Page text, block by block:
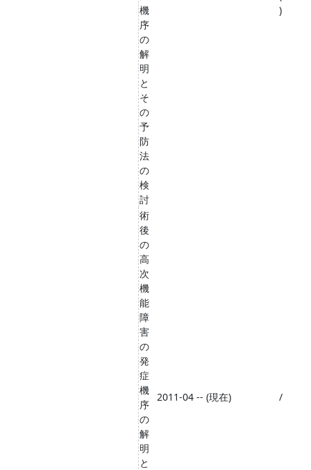
機
序
の
解
明
と
そ
の
予
防
法
の
検
討
)
術
後
の
高
次
機
能
障
害
の
発
症
機
序
の
解
明
と
2011-04 -- (現在) /